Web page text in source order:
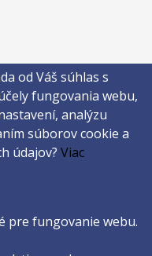
univerzita v Trnave
od Váš súhlas s
fungovania webu,
analýzu
súborov cookie a
údajov?Viac
pre fungovanie webu.